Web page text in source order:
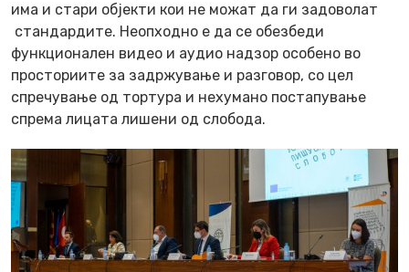
има и стари објекти кои не можат да ги задоволат
стандардите. Неопходно е да се обезбеди
функционален видео и аудио надзор особено во
просториите за задржување и разговор, со цел
спречување од тортура и нехумано постапување
спрема лицата лишени од слобода.